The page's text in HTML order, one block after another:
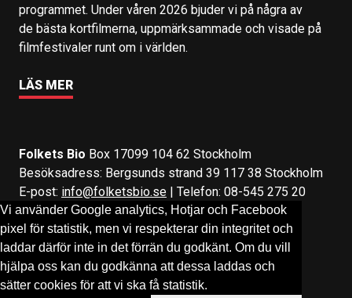
Vi använder Google analytics, Hotjar och Facebook
pixel för statistik, men vi respekterar din integritet och
laddar därför inte in det förrän du godkänt. Om du vill
hjälpa oss kan du godkänna att dessa laddas och
sätter cookies för att vi ska få statistik.
programmet. Under våren 2026 bjuder vi på några av
de bästa kortfilmerna, uppmärksammade och visade på
filmfestivaler runt om i världen.
LÄS MER
Folkets Bio Box 17099 104 62 Stockholm
Besöksadress: Bergsunds strand 39 117 38 Stockholm
E-post: info@folketsbio.se | Telefon: 08-545 275 20
Följ oss på:Facebook&Instagram